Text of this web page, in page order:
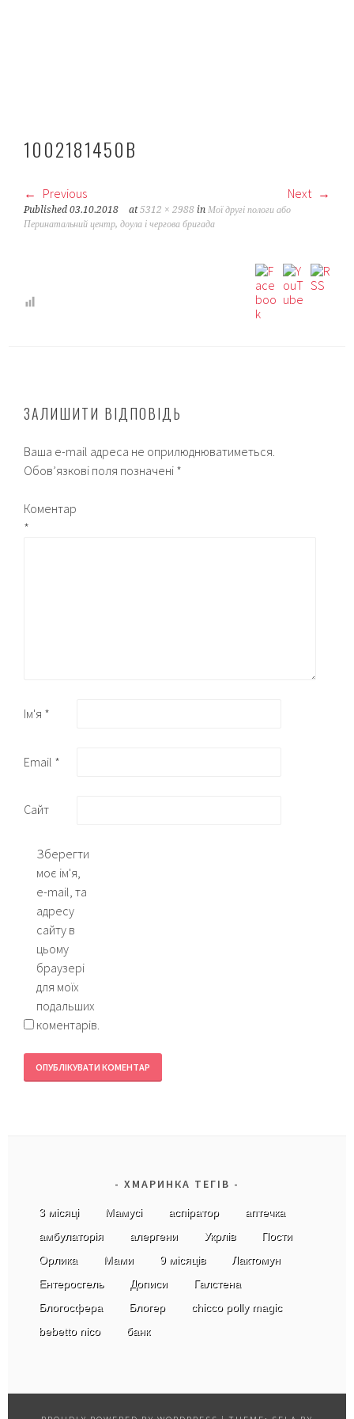
1002181450B
Previous Next
Published03.10.2018 at5312 × 2988 inМої другі пологи або
Перинатальний центр, доула і чергова бригада
ЗАЛИШИТИ ВІДПОВІДЬ
Ваша e-mail адреса не оприлюднюватиметься.
Обов’язкові поля позначені *
Коментар
*
Ім'я *
Email *
Сайт
Зберегти
моє ім'я,
e-mail, та
адресу
сайту в
цьому
браузері
для моїх
подальших
коментарів.
ХМАРИНКА ТЕГІВ
3 місяці Мамусі аспіратор
аптечка
амбулаторія
алергени Укрлів
Пости
Орлика
Мами 9 місяців
Лактомун
Ентеросгель
Дописи
Галстена
Блогосфера
Блогер
chicco polly magic
bebetto nico
банк